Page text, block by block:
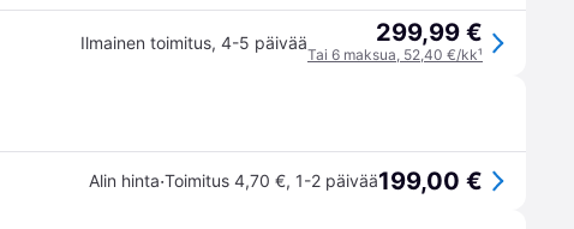
Ilmainen toimitus, 4-5 päivää 299,99 €
Tai 6 maksua, 52,40 €/kk¹
Alin hinta·Toimitus 4,70 €, 1-2 päivää199,00 €